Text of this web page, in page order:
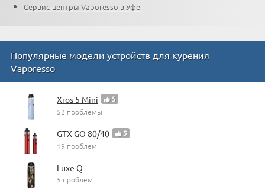
Сервис-центры Vaporesso в Уфе
Популярные модели устройств для курения
Vaporesso
Xros 5 Mini 5
52 проблемы
GTX GO 80/40 5
19 проблем
Luxe Q
5 проблем